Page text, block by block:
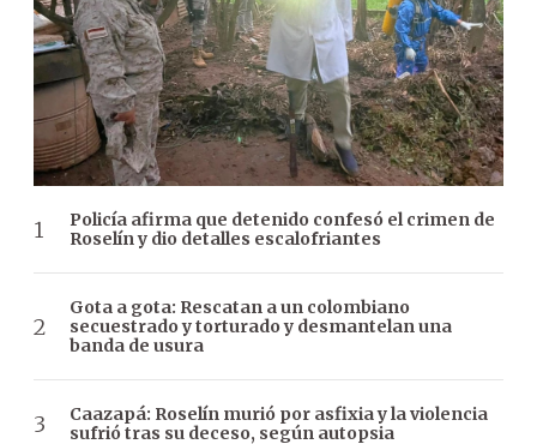
Policía afirma que detenido confesó el crimen de
Roselín y dio detalles escalofriantes
Gota a gota: Rescatan a un colombiano
secuestrado y torturado y desmantelan una
banda de usura
Caazapá: Roselín murió por asfixia y la violencia
sufrió tras su deceso, según autopsia